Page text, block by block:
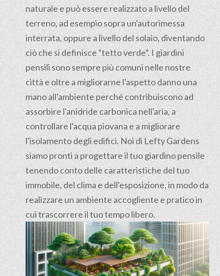
naturale e può essere realizzato a livello del
terreno, ad esempio sopra un'autorimessa
interrata, oppure a livello del solaio, diventando
ciò che si definisce “tetto verde”. I giardini
pensili sono sempre più comuni nelle nostre
città e oltre a migliorarne l'aspetto danno una
mano all'ambiente perché contribuiscono ad
assorbire l'anidride carbonica nell'aria, a
controllare l'acqua piovana e a migliorare
l'isolamento degli edifici. Noi di Lefty Gardens
siamo pronti a progettare il tuo giardino pensile
tenendo conto delle caratteristiche del tuo
immobile, del clima e dell'esposizione, in modo da
realizzare un ambiente accogliente e pratico in
cui trascorrere il tuo tempo libero.